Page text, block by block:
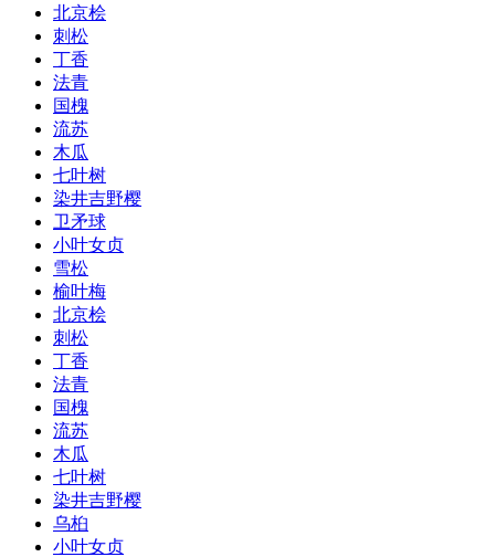
北京桧
刺松
丁香
法青
国槐
流苏
木瓜
七叶树
染井吉野樱
卫矛球
小叶女贞
雪松
榆叶梅
北京桧
刺松
丁香
法青
国槐
流苏
木瓜
七叶树
染井吉野樱
乌桕
小叶女贞